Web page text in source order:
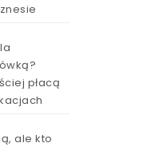
płacą
ale kto